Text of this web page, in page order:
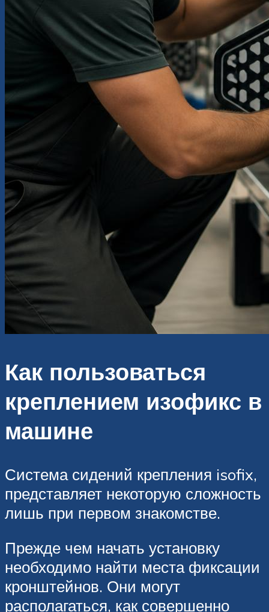
Как пользоваться
креплением изофикс в
машине
Система сидений крепления isofix,
представляет некоторую сложность
лишь при первом знакомстве.
Прежде чем начать установку
необходимо найти места фиксации
кронштейнов. Они могут
располагаться, как совершенно